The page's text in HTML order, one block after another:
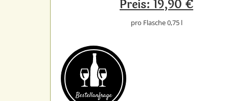
Preis: 19,90 €
pro Flasche 0,75 l
Bestell­anfrage